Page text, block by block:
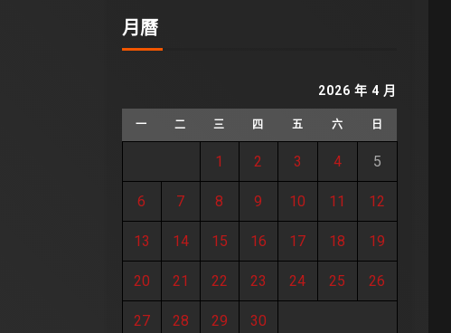
月曆
2026 年 4 月
一 二 三 四 五 六 日
1 2 3 4 5
6 7 8 9 10 11 12
13 14 15 16 17 18 19
20 21 22 23 24 25 26
27 28 29 30